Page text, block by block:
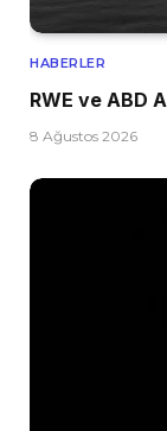
HABERLER
RWE ve ABD
8 Ağustos 2026